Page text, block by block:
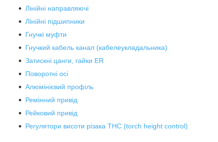
Лінійні направляючі
Лінійні підшипники
Гнучкі муфти
Гнучкий кабель канал (кабелеукладальника)
Затискні цанги, гайки ER
Поворотні осі
Алюмінієвий профіль
Ремінний привід
Рейковий привід
Регулятори висоти різака THC (torch height control)